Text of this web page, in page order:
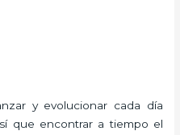
y evolucionar cada día
que encontrar a tiempo el